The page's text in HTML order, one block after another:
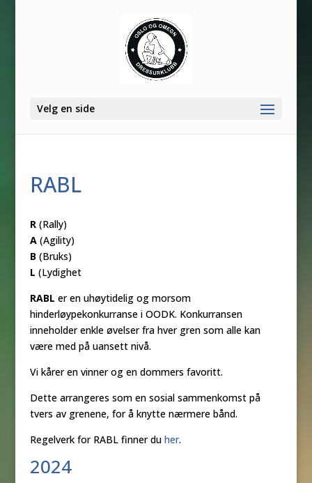
Velg en side
RABL
R(Rally)
A(Agility)
B (Bruks)
L (Lydighet
RABL er en uhøytidelig og morsom
hinderløypekonkurranse i OODK. Konkurransen
inneholder enkle øvelser fra hver gren som alle kan
være med på uansett nivå.
Vi kårer en vinner og en dommers favoritt.
Dette arrangeres som en sosial sammenkomst på
tvers av grenene, for å knytte nærmere bånd.
Regelverk for RABL finner du her.
2024